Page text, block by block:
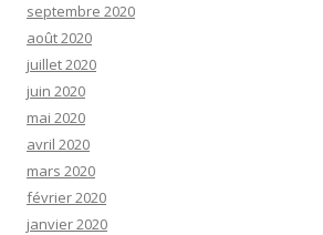
septembre 2020
août 2020
juillet 2020
juin 2020
mai 2020
avril 2020
mars 2020
février 2020
janvier 2020